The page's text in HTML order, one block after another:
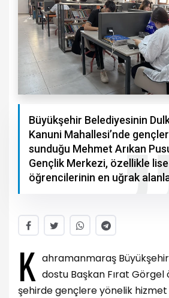
Büyükşehir Belediyesinin
Kanuni Mahallesi’nde
sunduğu Mehmet Arıkan
Gençlik Merkezi, özellikle
öğrencilerinin en uğrak
K ahramanmaraş
dostu Başkan Fırat
şehirde gençlere yönelik